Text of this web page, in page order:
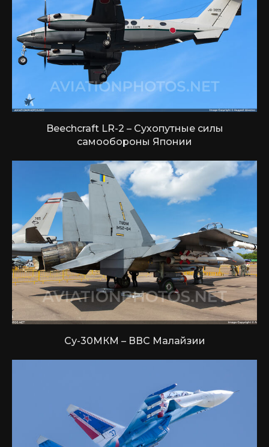
Beechcraft LR-2 – Сухопутные силы
самообороны Японии
Су-30МКМ – ВВС Малайзии